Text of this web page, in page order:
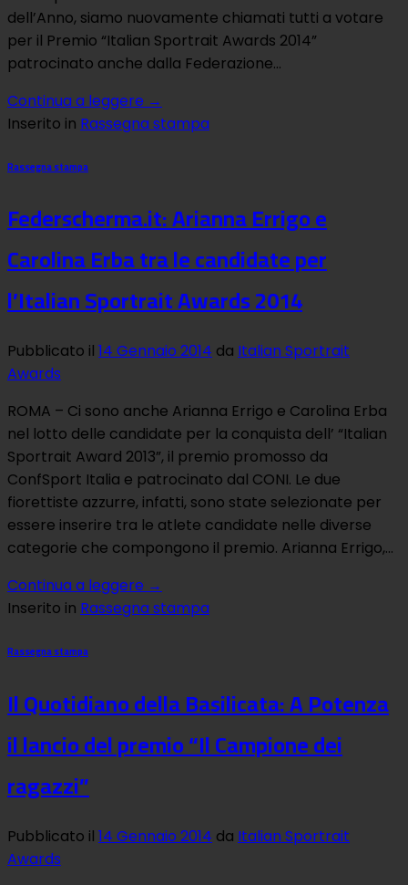
dell’Anno, siamo nuovamente chiamati tutti a votare
per il Premio “Italian Sportrait Awards 2014”
patrocinato anche dalla Federazione…
Continua a leggere →
Inserito in Rassegna stampa
Rassegna stampa
Federscherma.it: Arianna Errigo e
Carolina Erba tra le candidate per
l’Italian Sportrait Awards 2014
Pubblicato il 14 Gennaio 2014 da Italian Sportrait
Awards
ROMA – Ci sono anche Arianna Errigo e Carolina Erba
nel lotto delle candidate per la conquista dell’ “Italian
Sportrait Award 2013”, il premio promosso da
ConfSport Italia e patrocinato dal CONI. Le due
fiorettiste azzurre, infatti, sono state selezionate per
essere inserire tra le atlete candidate nelle diverse
categorie che compongono il premio. Arianna Errigo,…
Continua a leggere →
Inserito in Rassegna stampa
Rassegna stampa
Il Quotidiano della Basilicata: A Potenza
il lancio del premio “Il Campione dei
ragazzi”
Pubblicato il 14 Gennaio 2014 da Italian Sportrait
Awards